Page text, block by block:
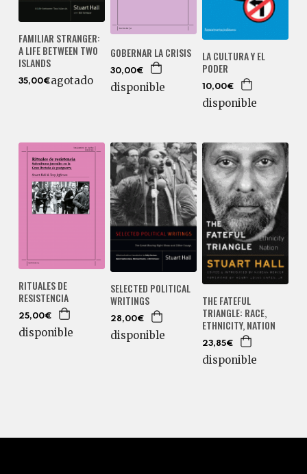
FAMILIAR STRANGER:
A LIFE BETWEEN TWO
ISLANDS
35,00€agotado
GOBERNAR LA CRISIS
30,00€
disponible
LA CULTURA Y EL
PODER
10,00€
disponible
RITUALES DE
RESISTENCIA
25,00€
disponible
SELECTED POLITICAL
WRITINGS
28,00€
disponible
THE FATEFUL
TRIANGLE: RACE,
ETHNICITY, NATION
23,85€
disponible